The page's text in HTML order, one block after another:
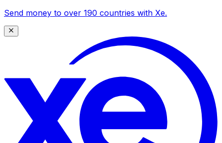
Send money to over 190 countries with Xe.